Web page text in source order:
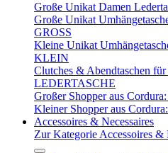
Große Unikat Damen
Große Unikat
GROSS
Kleine Unikat
KLEIN
Clutches & Abendtaschen
LEDERTASCHE
Großer Shopper aus
Kleiner Shopper aus
Accessoires & Necessaires
Zur Kategorie Accessoires &